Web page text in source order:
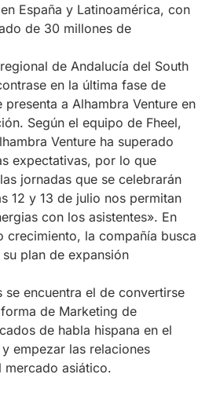
España y Latinoamérica, con
de 30 millones de
de Andalucía del South
en la última fase de
presenta a Alhambra Venture en
Según el equipo de Fheel,
Venture ha superado
expectativas, por lo que
jornadas que se celebrarán
12 y 13 de julio nos permitan
con los asistentes». En
crecimiento, la compañía busca
plan de expansión
se encuentra el de convertirse
de Marketing de
de habla hispana en el
empezar las relaciones
mercado asiático.